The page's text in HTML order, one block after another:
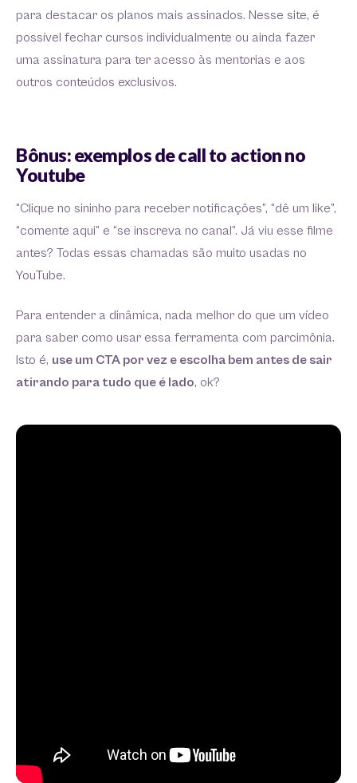
para destacar os planos mais assinados. Nesse site, é
possível fechar cursos individualmente ou ainda fazer
uma assinatura para ter acesso às mentorias e aos
outros conteúdos exclusivos.
Bônus: exemplos de call to action no
Youtube
“Clique no sininho para receber notificações”, “dê um like”,
“comente aqui” e “se inscreva no canal”. Já viu esse filme
antes? Todas essas chamadas são muito usadas no
YouTube.
Para entender a dinâmica, nada melhor do que um vídeo
para saber como usar essa ferramenta com parcimônia.
Isto é, use um CTA por vez e escolha bem antes de sair
atirando para tudo que é lado, ok?